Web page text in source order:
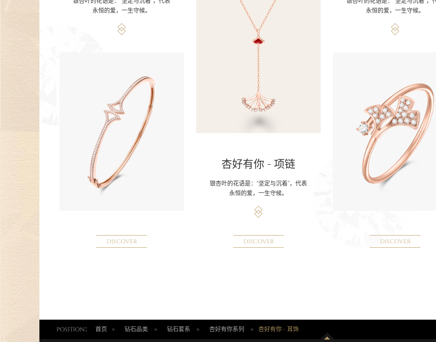
永恒的爱，一生守候。
DISCOVER
杏好有你 - 项链
银杏叶的花语是：“坚定与沉着”，代表
永恒的爱，一生守候。
DISCOVER
永恒的爱，一生守候。
DISCOVER
POSITION： 首页 > 钻石品类 > 钻石套系 > 杏好有你系列 > 杏好有你 - 耳饰